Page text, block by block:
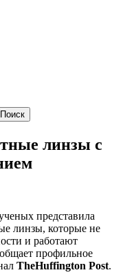
линзы с
представила
линзы, которые не
и работают
профильное
TheHuffington Post.